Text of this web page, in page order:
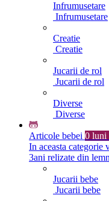
Infrumusetare
Infrumusetare
Creatie
Creatie
Jucarii de rol
Jucarii de rol
Diverse
Diverse
Articole bebei 0 luni
In aceasta categorie
3ani relizate din
Jucarii bebe
Jucarii bebe